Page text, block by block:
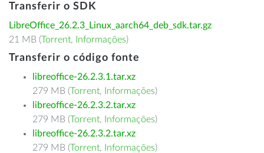
Transferir o SDK
LibreOffice_26.2.3_Linux_aarch64_deb_sdk.tar.gz
21 MB (Torrent, Informações)
Transferir o código fonte
libreoffice-26.2.3.1.tar.xz
279 MB (Torrent, Informações)
libreoffice-26.2.3.2.tar.xz
279 MB (Torrent, Informações)
libreoffice-26.2.3.2.tar.xz
279 MB (Torrent, Informações)